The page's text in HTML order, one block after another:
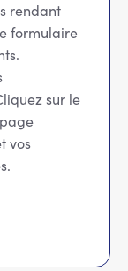
rendant
formulaire
sur le
vos